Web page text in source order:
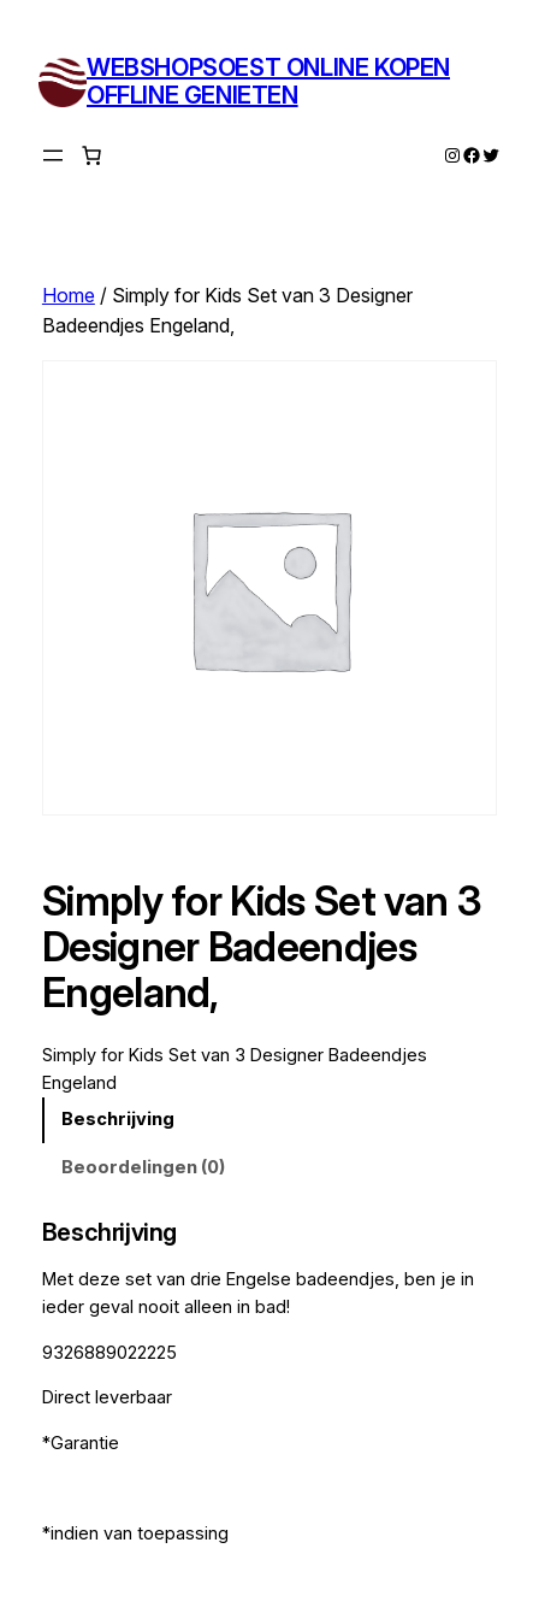
inhoud
WEBSHOPSOEST ONLINE KOPEN
OFFLINE GENIETEN
Instagram
Twitter
Home/ Simply for Kids Set van 3 Designer
Badeendjes Engeland,
Simply for Kids Set van 3
Designer Badeendjes
Engeland,
Simply for Kids Set van 3 Designer Badeendjes
Engeland
Beschrijving
Beoordelingen (0)
Beschrijving
Met deze set van drie Engelse badeendjes, ben je in
ieder geval nooit alleen in bad!
9326889022225
Direct leverbaar
*Garantie
*indien van toepassing